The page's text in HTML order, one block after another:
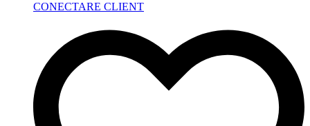
CONECTARE CLIENT